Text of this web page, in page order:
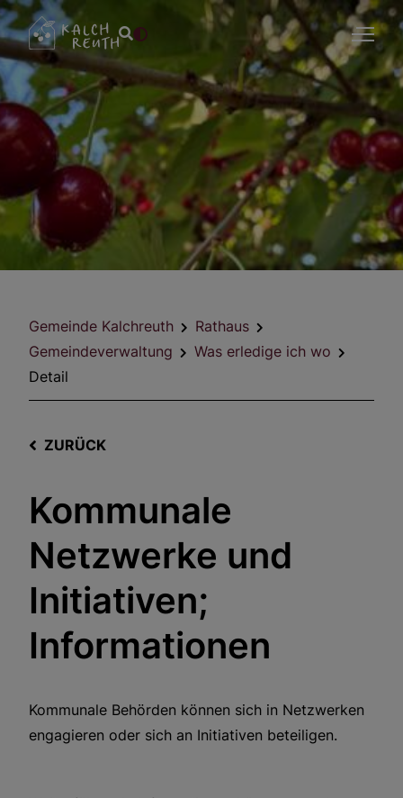
Gemeinde Kalchreuth
Rathaus
Gemeindeverwaltung
Was erledige ich wo
Detail
ZURÜCK
Kommunale
Netzwerke und
Initiativen;
Informationen
Kommunale Behörden können sich in Netzwerken
engagieren oder sich an Initiativen beteiligen.